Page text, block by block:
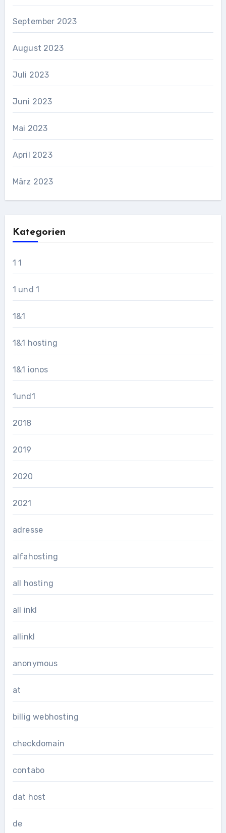
September 2023
August 2023
Juli 2023
Juni 2023
Mai 2023
April 2023
März 2023
Kategorien
1 1
1 und 1
1&1
1&1 hosting
1&1 ionos
1und1
2018
2019
2020
2021
adresse
alfahosting
all hosting
all inkl
allinkl
anonymous
at
billig webhosting
checkdomain
contabo
dat host
de